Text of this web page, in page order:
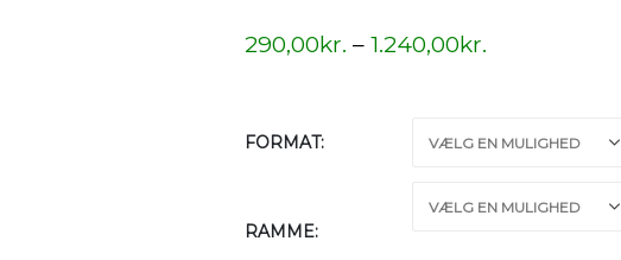
290,00kr. – 1.240,00kr.
FORMAT
RAMME